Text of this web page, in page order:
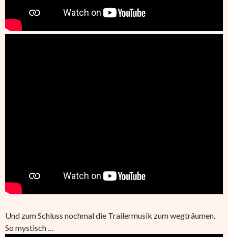
Und zum Schluss nochmal die Trailermusik zum wegträumen.
So mystisch …